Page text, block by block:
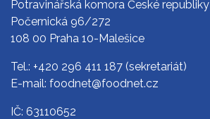
Potravinářská komora České republiky
Počernická 96/272
108 00 Praha 10-Malešice
Tel.: +420 296 411 187 (sekretariát)
E-mail: foodnet@foodnet.cz
IČ: 63110652